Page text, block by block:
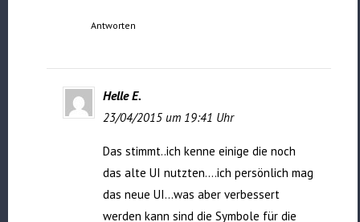
Antworten
Helle E.
23/04/2015 um 19:41 Uhr
Das stimmt..ich kenne einige die noch
das alte UI nutzten….ich persönlich mag
das neue UI…was aber verbessert
werden kann sind die Symbole für die